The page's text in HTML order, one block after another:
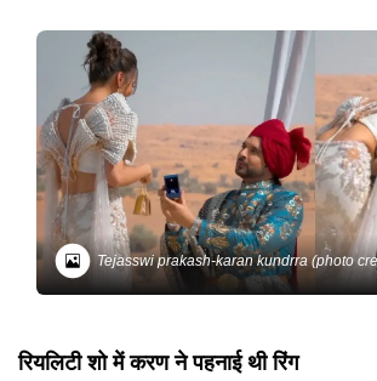
Tejasswi prakash-karan kundrra (photo
रियलिटी शो में करण ने पहनाई थी रिंग